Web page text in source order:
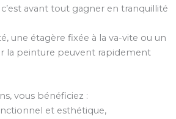
c’est avant tout gagner en tranquillité
une étagère fixée à la va-vite ou un
la peinture peuvent rapidement
vous bénéficiez :
et esthétique,